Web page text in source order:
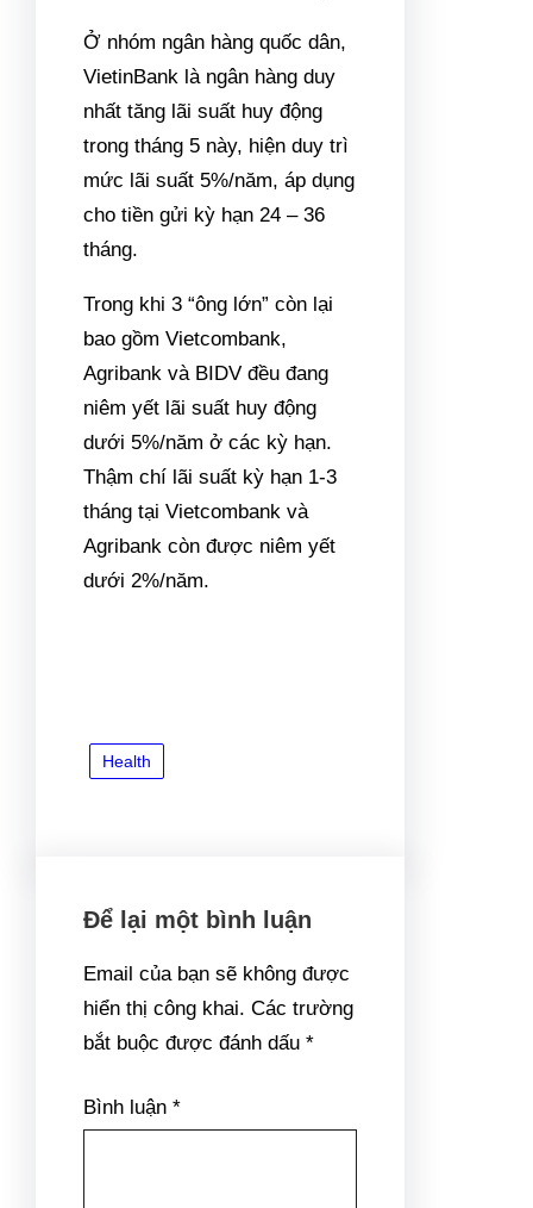
Ở nhóm ngân hàng quốc dân,
VietinBank là ngân hàng duy
nhất tăng lãi suất huy động
trong tháng 5 này, hiện duy trì
mức lãi suất 5%/năm, áp dụng
cho tiền gửi kỳ hạn 24 – 36
tháng.
Trong khi 3 “ông lớn” còn lại
bao gồm Vietcombank,
Agribank và BIDV đều đang
niêm yết lãi suất huy động
dưới 5%/năm ở các kỳ hạn.
Thậm chí lãi suất kỳ hạn 1-3
tháng tại Vietcombank và
Agribank còn được niêm yết
dưới 2%/năm.
Health
Để lại một bình luận
Email của bạn sẽ không được
hiển thị công khai. Các trường
bắt buộc được đánh dấu *
Bình luận *